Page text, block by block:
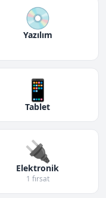
💿
Yazılım
📱
Tablet
🔌
Elektronik
1 fırsat